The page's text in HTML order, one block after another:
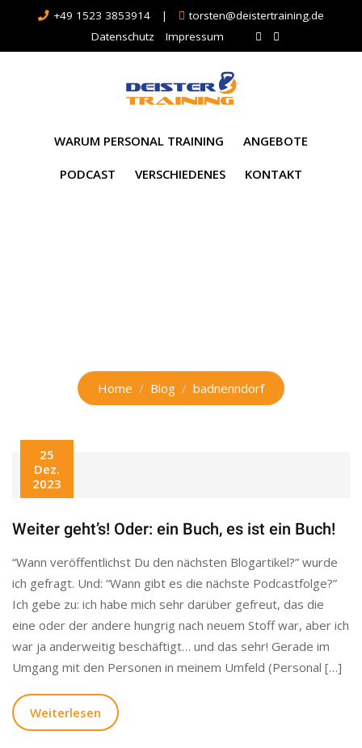
+49 1523 3853914 |
torsten@deistertraining.de
Datenschutz
Impressum
WARUM PERSONAL TRAINING ANGEBOTE
PODCAST VERSCHIEDENES KONTAKT
Home Blog badnenndorf
25
Dez.
2023
Weiter geht’s! Oder: ein Buch, es ist ein Buch!
“Wann veröffentlichst Du den nächsten Blogartikel?” wurde
ich gefragt. Und: “Wann gibt es die nächste Podcastfolge?”
Ich gebe zu: ich habe mich sehr darüber gefreut, das die
eine oder der andere hungrig nach neuem Stoff war, aber ich
war ja anderweitig beschäftigt… und das sehr! Gerade im
Umgang mit den Personen in meinem Umfeld (Personal […]
Weiterlesen